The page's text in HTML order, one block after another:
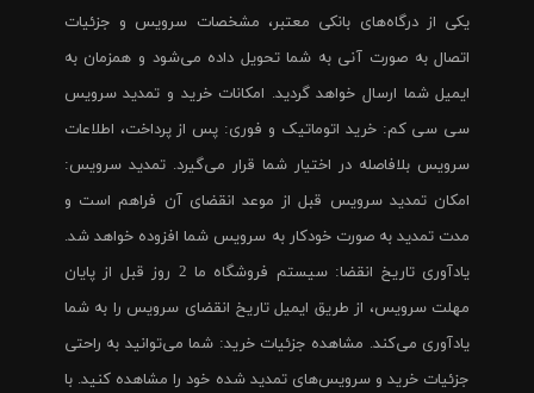
یکی از درگاه‌های بانکی معتبر، مشخصات سرویس و جزئیات
اتصال به صورت آنی به شما تحویل داده می‌شود و همزمان به
ایمیل شما ارسال خواهد گردید. امکانات خرید و تمدید سرویس
سی سی کم: خرید اتوماتیک و فوری: پس از پرداخت، اطلاعات
سرویس بلافاصله در اختیار شما قرار می‌گیرد. تمدید سرویس:
امکان تمدید سرویس قبل از موعد انقضای آن فراهم است و
مدت تمدید به صورت خودکار به سرویس شما افزوده خواهد شد.
یادآوری تاریخ انقضا: سیستم فروشگاه ما 2 روز قبل از پایان
مهلت سرویس، از طریق ایمیل تاریخ انقضای سرویس را به شما
یادآوری می‌کند. مشاهده جزئیات خرید: شما می‌توانید به راحتی
جزئیات خرید و سرویس‌های تمدید شده خود را مشاهده کنید. با